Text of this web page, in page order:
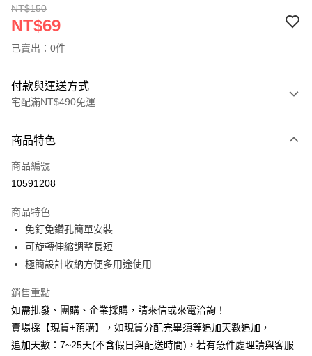
NT$150
NT$69
已賣出：0件
付款與運送方式
宅配滿NT$490免運
信用卡一次付款
信用卡分期付款
合作金庫商業銀行
華南商業銀行
上海商業儲蓄銀行
國泰世華商業銀行
匯豐（台灣）商業銀行
聯邦商業銀行
遠東國際商業銀行
元大商業銀行
永豐商業銀行
台新國際商業銀行
中國信託商業銀行
6 期 0 利率 每期
華南商業銀行
上海商業儲蓄銀行
臺灣中小企業銀行
匯豐（台灣）商業銀行
華泰商業銀行
聯邦商業銀行
遠東國際商業銀行
元大商業銀行
永豐商業銀行
12 期 0 利率 每期NT$5
合作金庫商業銀行
上海商業儲蓄銀行
國泰世華商業銀行
兆豐國際商業銀行
臺灣中小企業銀行
台中商業銀行
匯豐（台灣）商業銀行
華泰商業銀行
聯邦商業銀行
遠東國際商業銀行
LINE Pay
Apple Pay
街口支付
悠遊付
商品特色
商品編號
10591208
商品特色
免釘免鑽孔簡單安裝
可旋轉伸縮調整長短
極簡設計收納方便多用途使用
銷售重點
如需批發、團購、企業採購，請來信或來電洽詢！
賣場採【現貨+預購】，如現貨分配完畢須等追加天數追加，
追加天數：7~25天(不含假日與配送時間)，若有急件處理請與客服